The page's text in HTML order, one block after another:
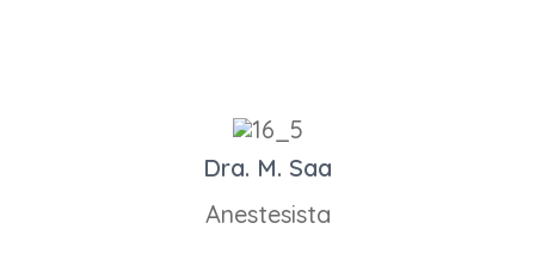
Dra. M. Saa
Anestesista